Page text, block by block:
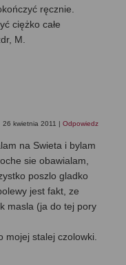
ręcznie.
ciężko całe
M.
26 kwietnia 2011 | Odpowiedz
na Swieta i bylam
sie obawialam,
poszlo gladko
jest fakt, ze
masla (ja do tej pory
mojej stalej czolowki.